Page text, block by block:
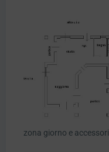
zona giorno e accessori